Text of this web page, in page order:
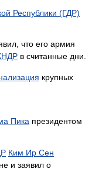
Республики (ГДР)
что его армия
в считанные дни.
крупных
Пика президентом
Ким Ир Сен
и заявил о